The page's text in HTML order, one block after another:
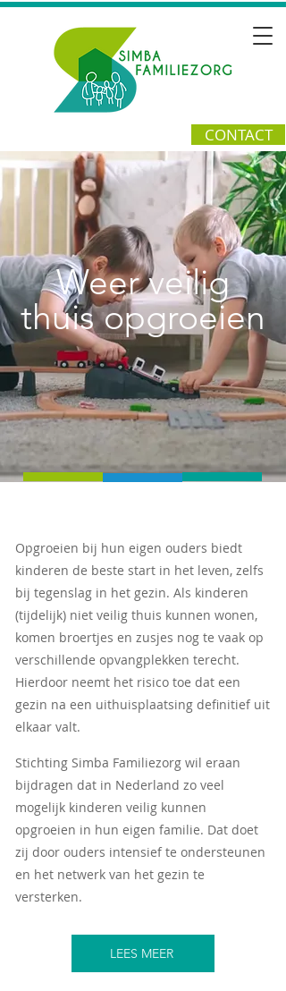
CONTACT
Weer veilig
thuis opgroeien
Opgroeien bij hun eigen ouders biedt
kinderen de beste start in het leven, zelfs
bij tegenslag in het gezin. Als kinderen
(tijdelijk) niet veilig thuis kunnen wonen,
komen broertjes en zusjes nog te vaak op
verschillende opvangplekken terecht.
Hierdoor neemt het risico toe dat een
gezin na een uithuisplaatsing definitief uit
elkaar valt.
Stichting Simba Familiezorg wil eraan
bijdragen dat in Nederland zo veel
mogelijk kinderen veilig kunnen
opgroeien in hun eigen familie. Dat doet
zij door ouders intensief te ondersteunen
en het netwerk van het gezin te
versterken.
LEES MEER